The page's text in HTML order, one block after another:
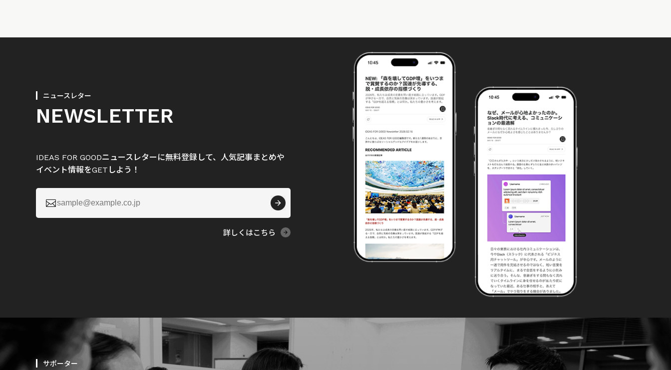
ニュースレター
NEWSLETTER
IDEAS FOR GOODニュースレターに無料登録して、人気記事まとめや
イベント情報をGETしよう！

詳しくはこちら
サポーター